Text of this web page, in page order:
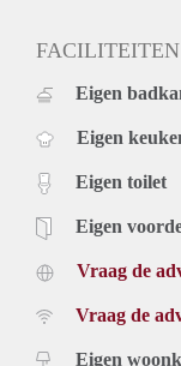
FACILITEITEN
Eigen
Eigen
Eigen toilet
Eigen
Vraag de
Vraag de
Eigen